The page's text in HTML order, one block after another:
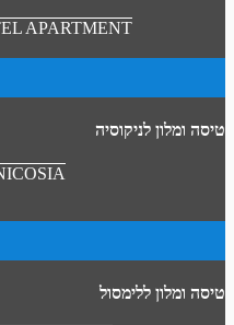
APARTMENT
טיסה ומלון לניקוסיה
טיסה ומלון ללימסול